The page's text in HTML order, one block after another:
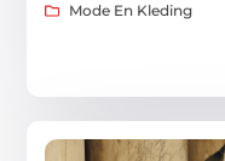
Mode En Kleding